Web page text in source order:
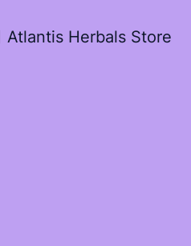
Atlantis Herbals Store